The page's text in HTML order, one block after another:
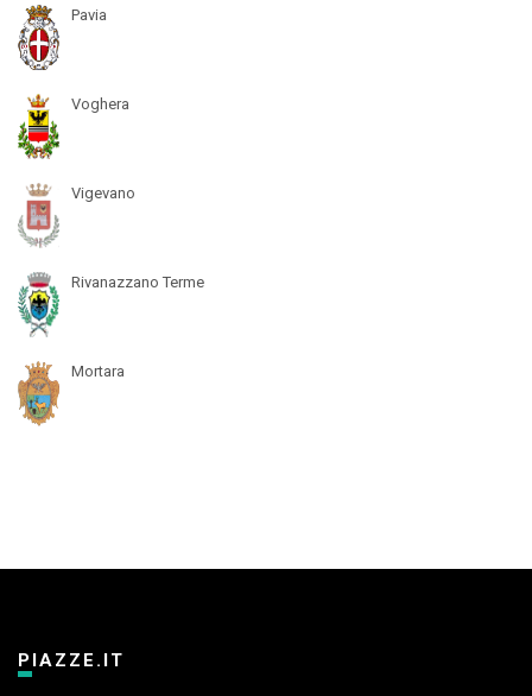
Pavia
Voghera
Vigevano
Rivanazzano Terme
Mortara
PIAZZE.IT